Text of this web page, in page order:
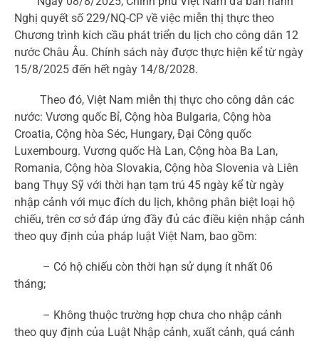
Nghị quyết số 229/NQ-CP về việc miễn thị thực theo
Chương trình kích cầu phát triển du lịch cho công dân 12
nước Châu Âu. Chính sách này được thực hiện kể từ ngày
15/8/2025 đến hết ngày 14/8/2028.
Theo đó, Việt Nam miễn thị thực cho công dân các
nước: Vương quốc Bỉ, Cộng hòa Bulgaria, Cộng hòa
Croatia, Cộng hòa Séc, Hungary, Đại Công quốc
Luxembourg. Vương quốc Hà Lan, Cộng hòa Ba Lan,
Romania, Cộng hòa Slovakia, Cộng hòa Slovenia và Liên
bang Thụy Sỹ với thời hạn tạm trú 45 ngày kể từ ngày
nhập cảnh với mục đích du lịch, không phân biệt loại hộ
chiếu, trên cơ sở đáp ứng đầy đủ các điều kiện nhập cảnh
theo quy định của pháp luật Việt Nam, bao gồm:
– Có hộ chiếu còn thời hạn sử dụng ít nhất 06
tháng;
– Không thuộc trường hợp chưa cho nhập cảnh
theo quy định của Luật Nhập cảnh, xuất cảnh, quá cảnh